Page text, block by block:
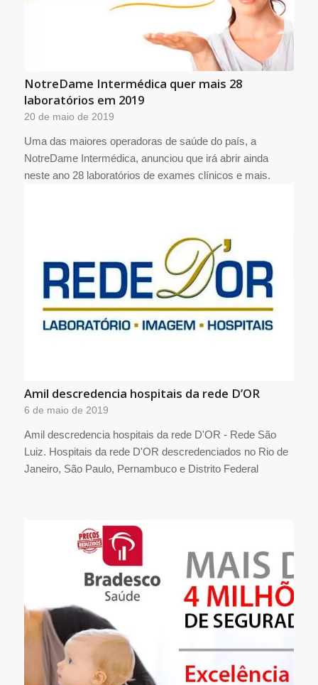
NotreDame Intermédica quer mais 28
laboratórios em 2019
20 de maio de 2019
Uma das maiores operadoras de saúde do país, a
NotreDame Intermédica, anunciou que irá abrir ainda
neste ano 28 laboratórios de exames clínicos e mais.
Amil descredencia hospitais da rede D’OR
6 de maio de 2019
Amil descredencia hospitais da rede D'OR - Rede São
Luiz. Hospitais da rede D'OR descredenciados no Rio de
Janeiro, São Paulo, Pernambuco e Distrito Federal